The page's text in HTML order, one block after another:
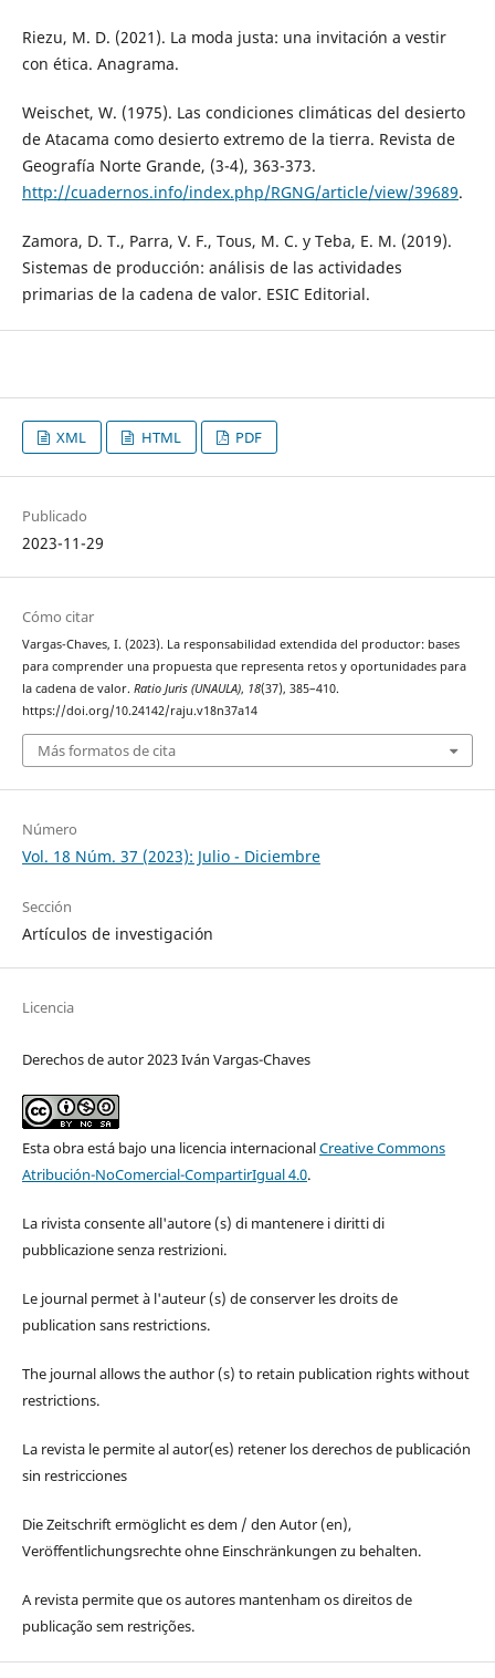
Riezu, M. D. (2021). La moda justa: una invitación a vestir
con ética. Anagrama.
Weischet, W. (1975). Las condiciones climáticas del desierto
de Atacama como desierto extremo de la tierra. Revista de
Geografía Norte Grande, (3-4), 363-373.
http://cuadernos.info/index.php/RGNG/article/view/39689.
Zamora, D. T., Parra, V. F., Tous, M. C. y Teba, E. M. (2019).
Sistemas de producción: análisis de las actividades
primarias de la cadena de valor. ESIC Editorial.
XML HTML PDF
Publicado
2023-11-29
Cómo citar
Vargas-Chaves, I. (2023). La responsabilidad extendida del productor: bases
para comprender una propuesta que representa retos y oportunidades para
la cadena de valor. Ratio Juris (UNAULA), 18(37), 385–410.
https://doi.org/10.24142/raju.v18n37a14
Más formatos de cita
Número
Vol. 18 Núm. 37 (2023): Julio - Diciembre
Sección
Artículos de investigación
Licencia
Derechos de autor 2023 Iván Vargas-Chaves
Esta obra está bajo una licencia internacionalCreative Commons
Atribución-NoComercial-CompartirIgual 4.0.
La rivista consente all'autore (s) di mantenere i diritti di
pubblicazione senza restrizioni.
Le journal permet à l'auteur (s) de conserver les droits de
publication sans restrictions.
The journal allows the author (s) to retain publication rights without
restrictions.
La revista le permite al autor(es) retener los derechos de publicación
sin restricciones
Die Zeitschrift ermöglicht es dem / den Autor (en),
Veröffentlichungsrechte ohne Einschränkungen zu behalten.
A revista permite que os autores mantenham os direitos de
publicação sem restrições.